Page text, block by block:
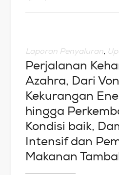
Laporan Penyaluran,
Perjalanan
Azahra, Dari
Kekurangan
hingga
Kondisi baik,
Intensif dan
Makanan